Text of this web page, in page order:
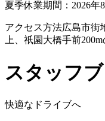
夏季休業期間：2026
アクセス方法広島市街
上、祇園大橋手前
スタッフ
快適なドライブへ